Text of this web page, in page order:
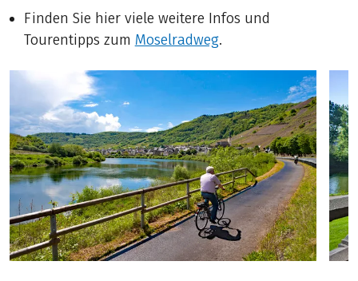
Finden Sie hier viele weitere Infos und
Tourentipps zum Moselradweg.